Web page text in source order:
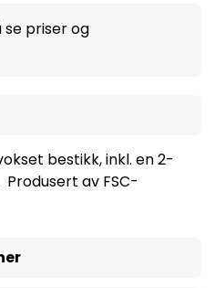
se priser og
bestikk, inkl. en 2-
av FSC-